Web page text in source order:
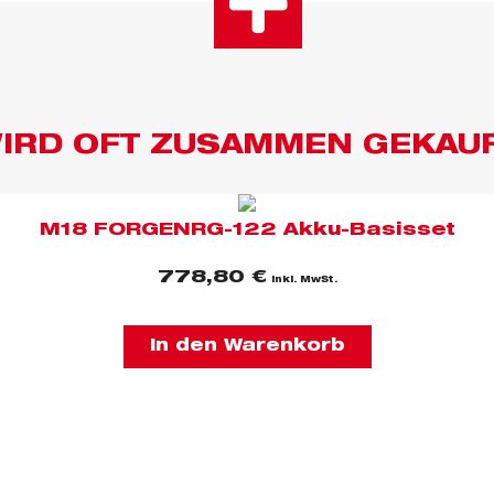
OFT ZUSAMMEN
M18 FORGENRG-122 Akku-Basisset
778,80 € inkl. MwSt.
In den Warenkorb